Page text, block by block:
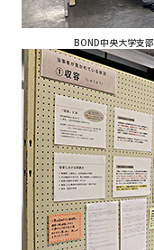
BOND中央大学支